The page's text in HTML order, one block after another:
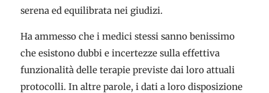
serena ed equilibrata nei giudizi.
Ha ammesso che i medici stessi sanno benissimo
che esistono dubbi e incertezze sulla effettiva
funzionalità delle terapie previste dai loro attuali
protocolli. In altre parole, i dati a loro disposizione